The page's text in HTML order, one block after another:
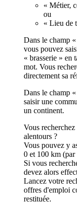
« Métier,
ou
« Lieu de
Dans le champ
vous pouvez
« brasserie » en
mot. Vous
directement sa
Dans le champ
saisir une
un continent.
Vous
alentours ?
Vous pouvez y
0 et 100 km (par
Si vous
devez alors
Lancez votre
offres d'emploi
restituée.